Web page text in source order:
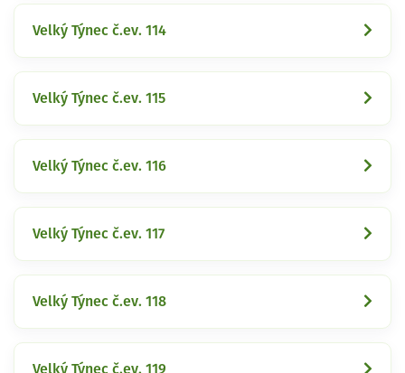
Velký Týnec č.ev. 114
Velký Týnec č.ev. 115
Velký Týnec č.ev. 116
Velký Týnec č.ev. 117
Velký Týnec č.ev. 118
Velký Týnec č.ev. 119